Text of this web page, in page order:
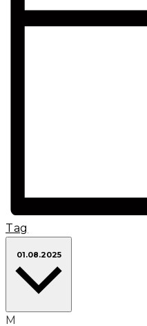
Tag
01.08.2025
M